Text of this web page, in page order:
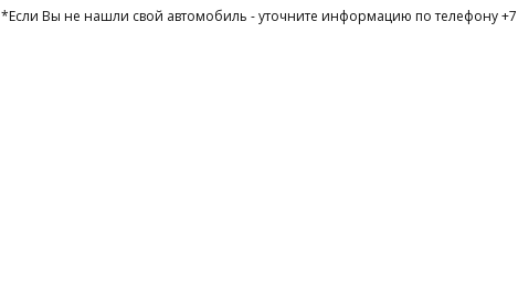
*Если Вы не нашли свой автомобиль - уточните информацию по телефону +7